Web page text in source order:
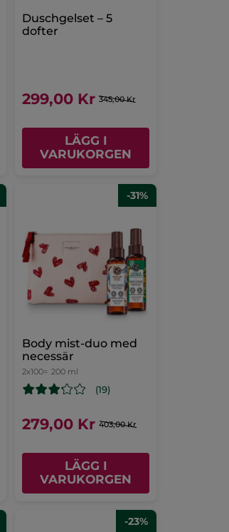
Duschgelset – 5
dofter
299,00 Kr 345,00 Kr
LÄGG I
VARUKORGEN
-31%
Body mist-duo med
necessär
2x100= 200 ml
(19)
279,00 Kr 403,00 Kr
LÄGG I
VARUKORGEN
-23%